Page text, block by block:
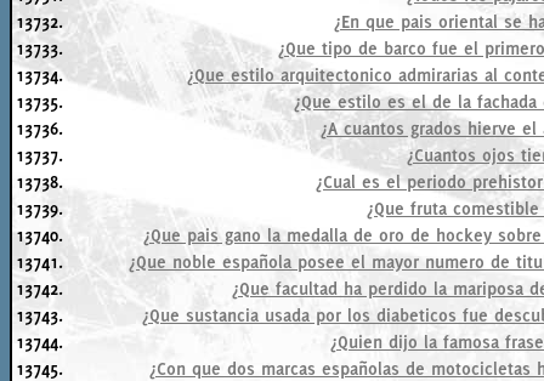
13732.
¿En que pais oriental se
13733.
¿Que tipo de barco fue el
13734.
¿Que estilo arquitectonico admirarias al
13735.
¿Que estilo es el de la fachada
13736.
¿A cuantos grados hierve
13737.
¿Cuantos ojos
13738.
¿Cual es el periodo
13739.
¿Que fruta
13740.
¿Que pais gano la medalla de oro de hockey
13741.
¿Que noble española posee el mayor numero de
13742.
¿Que facultad ha perdido la mariposa
13743.
¿Que sustancia usada por los diabeticos fue
13744.
¿Quien dijo la famosa
13745.
¿Con que dos marcas españolas de